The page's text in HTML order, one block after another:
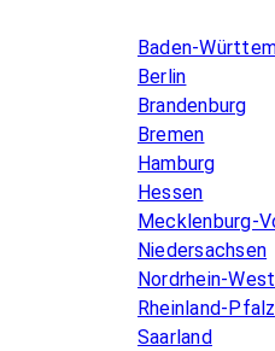
Baden-
Berlin
Brandenburg
Bremen
Hamburg
Hessen
Mecklenburg-
Niedersachsen
Nordrhein-
Rheinland-Pfalz
Saarland